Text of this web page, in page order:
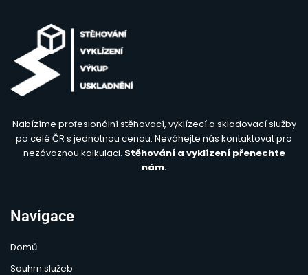
Nabízíme profesionální stěhovací, vyklízecí a skladovací služby
po celé ČR s jednotnou cenou. Neváhejte nás kontaktovat pro
nezávaznou kalkulaci. Stěhování a vyklízení přenechte
nám.
Navigace
Domů
Souhrn služeb